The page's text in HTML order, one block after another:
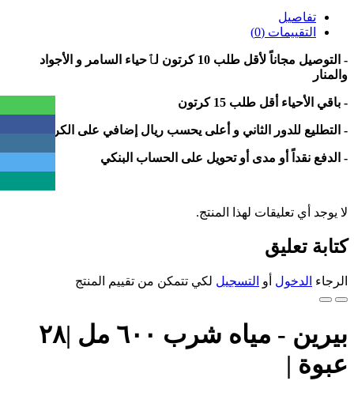
تفاصيل
التقييمات (0)
- التوصيل مجاناً لأقل طلب 10 كرتون لٱحياء السامر و الأجواد
والمنار
- باقي الأحياء أقل طلب 15 كرتون
- التطليع للدور الثاني و أعلى يحسب ريال إضافي على الكرتون
- الدفع نقداً أو مدى أو تحويل على الحساب البنكي
لا يوجد أي تعليقات لهذا المنتج.
كتابة تعليق
الرجاء الدخول أو التسجيل لكي تتمكن من تقييم المنتج
بيرين - مياه شرب ٦٠٠ مل |٢٨
عبوة |